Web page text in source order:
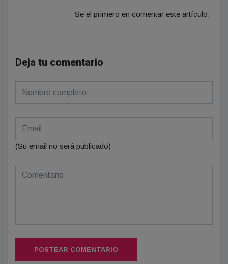
Se el primero en comentar este artículo.
Deja tu comentario
(Su email no será publicado)
POSTEAR COMENTARIO